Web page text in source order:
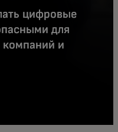
цифровые
для
компаний и